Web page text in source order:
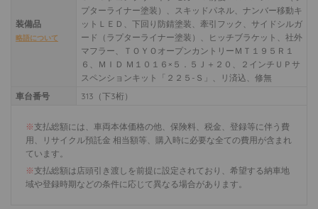
装備品
略語について
プターライナー塗装）、スキッドパネル、ナンバー移動キ
ットＬＥＤ、下回り防錆塗装、牽引フック、サイドシルガ
ード（ラプターライナー塗装）、ヒッチブラケット、社外
マフラー、ＴＯＹＯオープンカントリーＭＴ１９５Ｒ１
６、ＭＩＤ Ｍ１０１６×５．５Ｊ＋２０、２インチＵＰサ
スペンションキット「２２５-Ｓ」、リ済込、修無
車台番号
313（下3桁）
※支払総額には、車両本体価格の他、保険料、税金、登録等に伴う費
用、リサイクル預託金 相当額等、購入時に必要な全ての費用が含まれ
ています。
※支払総額は店頭引き渡しを前提に設定されており、希望する納車地
域や登録時期などの条件に応じて異なる場合があります。